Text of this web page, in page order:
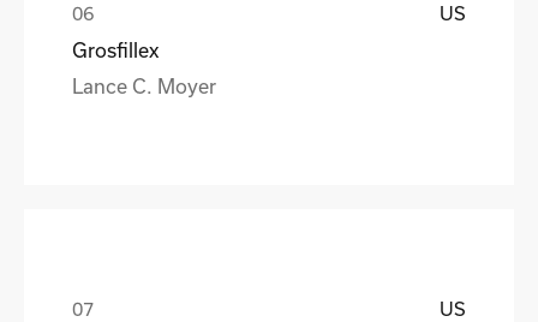
US
Grosfillex
Lance C. Moyer
US